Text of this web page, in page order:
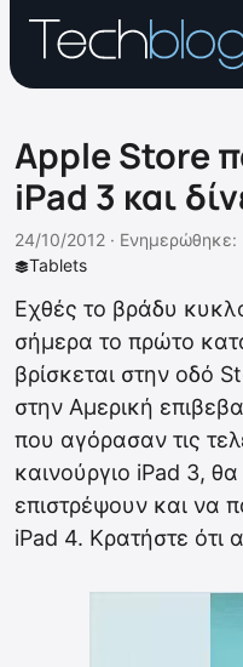
Apple Store
iPad 3 και
Tablets
24/10/2012 · Ενημερώθηκε:
Εχθές το βράδυ
σήμερα το πρώτο
βρίσκεται στην οδό
στην Αμερική
που αγόρασαν τις
καινούργιο iPad 3,
επιστρέψουν και να
iPad 4. Κρατήστε ότι